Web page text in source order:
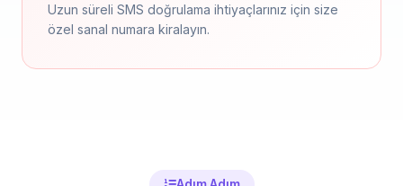
Uzun süreli SMS doğrulama ihtiyaçlarınız için size
özel sanal numara kiralayın.